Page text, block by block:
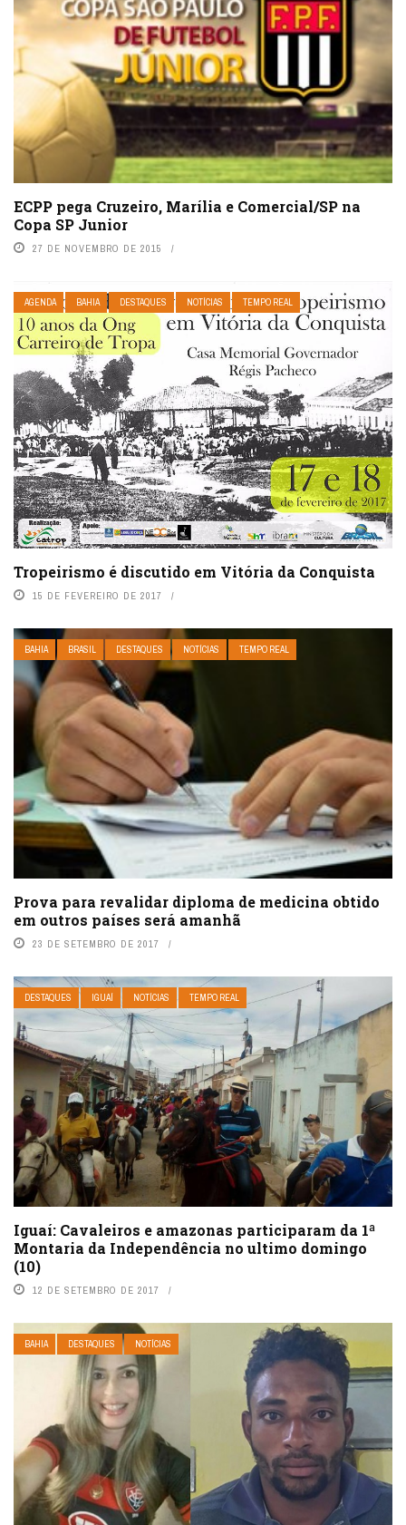
ECPP pega Cruzeiro, Marília e Comercial/SP na
Copa SP Junior
27 DE NOVEMBRO DE 2015
AGENDA BAHIA DESTAQUES NOTÍCIAS TEMPO REAL
Tropeirismo é discutido em Vitória da Conquista
15 DE FEVEREIRO DE 2017
BAHIA BRASIL DESTAQUES NOTÍCIAS TEMPO REAL
Prova para revalidar diploma de medicina obtido
em outros países será amanhã
23 DE SETEMBRO DE 2017
DESTAQUES IGUAÍ NOTÍCIAS TEMPO REAL
Iguaí: Cavaleiros e amazonas participaram da 1ª
Montaria da Independência no ultimo domingo
(10)
12 DE SETEMBRO DE 2017
BAHIA DESTAQUES NOTÍCIAS